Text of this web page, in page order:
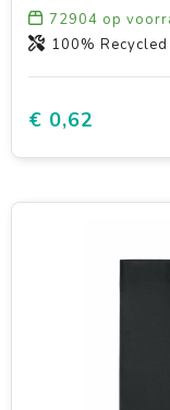
72904 op
100%
€ 0,62